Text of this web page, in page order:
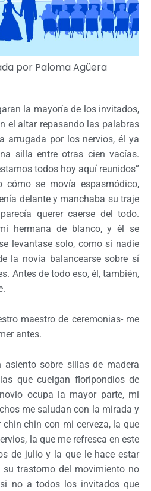
por Paloma Agüera
la mayoría de los invitados,
el altar repasando las palabras
arrugada por los nervios, él ya
silla entre otras cien vacías.
todos hoy aquí reunidos”
se movía espasmódico,
delante y manchaba su traje
querer caerse del todo.
hermana de blanco, y él se
levantase solo, como si nadie
la novia balancearse sobre sí
Antes de todo eso, él, también,
maestro de ceremonias- me
antes.
sobre sillas de madera
que cuelgan floripondios de
ocupa la mayor parte, mi
me saludan con la mirada y
chin con mi cerveza, la que
la que me refresca en este
de julio y la que le hace estar
su trastorno del movimiento no
no a todos los invitados que